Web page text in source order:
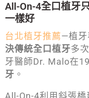
All-On-4全口植牙
一樣好
台北植牙推薦—植牙
決傳統全口植牙多
牙醫師Dr. Malo在
牙 。
All-On-4利用斜張